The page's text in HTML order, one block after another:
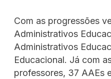
Com as progressões
Administrativos
Administrativos
Educacional. Já com
professores, 37 AAEs